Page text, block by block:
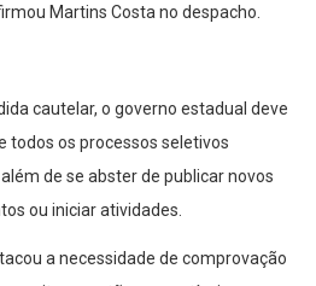
Martins Costa no despacho.
cautelar, o governo estadual deve
os processos seletivos
de se abster de publicar novos
ou iniciar atividades.
a necessidade de comprovação